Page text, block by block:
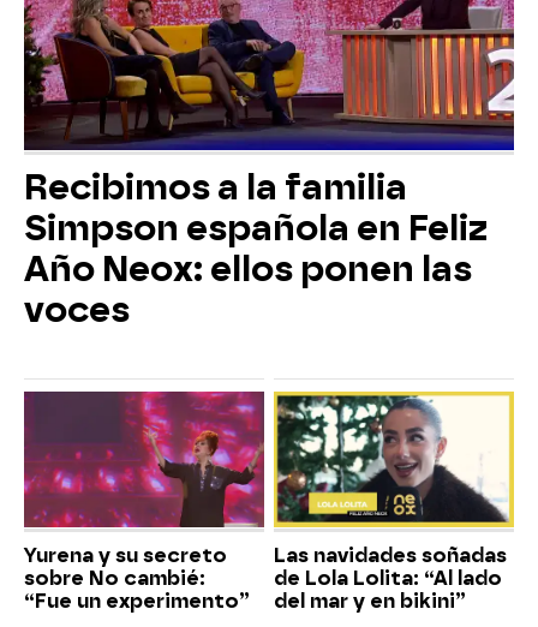
Recibimos a la familia
Simpson española en Feliz
Año Neox: ellos ponen las
voces
Yurena y su secreto
sobre No cambié:
“Fue un experimento”
Las navidades soñadas
de Lola Lolita: “Al lado
del mar y en bikini”